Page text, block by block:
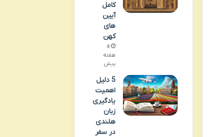
کامل
آیین
های
کهن
4
هفته
پیش
5 دلیل
اهمیت
یادگیری
زبان
هلندی
در سفر